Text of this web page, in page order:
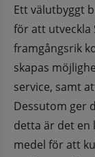
Ett välutbyggt
för att utveckla
framgångsrik
skapas
service, samt
Dessutom ger
detta är det en
medel för att